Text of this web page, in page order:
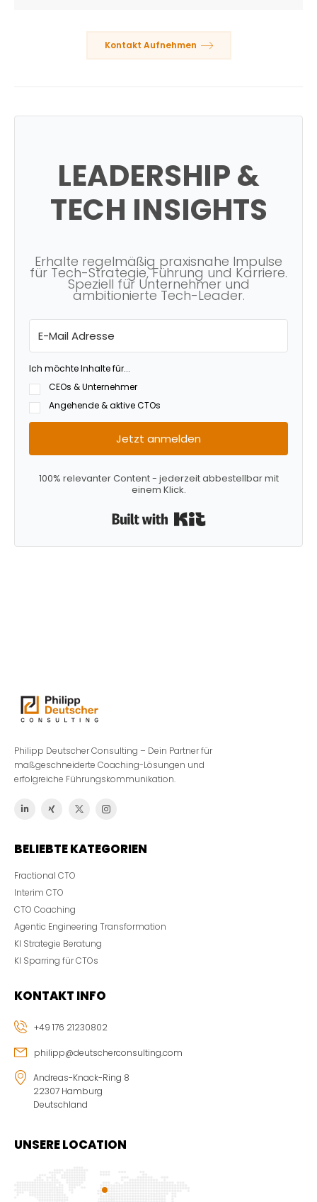
Kontakt Aufnehmen
LEADERSHIP &
TECH INSIGHTS
Erhalte regelmäßig praxisnahe Impulse
für Tech-Strategie, Führung und Karriere.
Speziell für Unternehmer und
ambitionierte Tech-Leader.
Ich möchte Inhalte für...
CEOs & Unternehmer
Angehende & aktive CTOs
Jetzt anmelden
100% relevanter Content - jederzeit abbestellbar mit
einem Klick.
Philipp Deutscher Consulting – Dein Partner für
maßgeschneiderte Coaching-Lösungen und
erfolgreiche Führungskommunikation.
BELIEBTE KATEGORIEN
Fractional CTO
Interim CTO
CTO Coaching
Agentic Engineering Transformation
KI Strategie Beratung
KI Sparring für CTOs
KONTAKT INFO
+49 176 21230802
philipp@deutscherconsulting.com
Andreas-Knack-Ring 8
22307 Hamburg
Deutschland
UNSERE LOCATION